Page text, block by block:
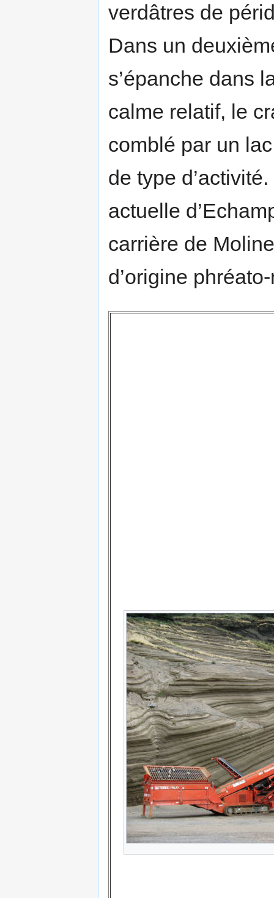
verdâtres de
Dans un
s’épanche dans
calme relatif, le
comblé par un
de type
actuelle
carrière de
d’origine